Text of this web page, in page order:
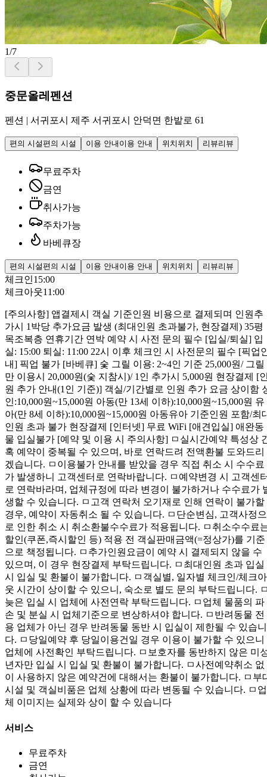
1/7
중문올레펜션
펜션 | 서귀포시 제주 서귀포시 안덕면 한밭로 61
편의 시설 편의 시설 이용 안내 이용 안내 위치 위치 리뷰리뷰
무료주차
금연
취사가능
주차가능
바베큐장
편의 시설 편의 시설 이용 안내 이용 안내 위치 위치 리뷰리뷰
체크인15:00
체크아웃11:00
[주의사항] 앱결제시 객실 기준인원 비용으로 결제되며 인원추
가시 1박당 추가요금 발생 (최대인원 초과불가, 현장결제) 35평
목조복층 연휴기간 연박 예약 시 사전 문의 필수 [입실/퇴실] 입
실: 15:00 퇴실: 11:00 22시 이후 체크인 시 사전문의 필수 [픽업
내] 픽업 불가 [바베큐] 숯 그릴 이용: 2~4인 기준 25,000원/ 그릴
만 이용시 20,000원(숯 지참시)/ 1인 추가시 5,000원 현장결제 [
원 추가 안내(1인 기준)] 객실/기간별로 인원 추가 요금 상이함
인:10,000원~15,000원 아동(만 13세 이하):10,000원~15,000원 유
아(만 8세 이하):10,000원~15,000원 아동유아 기준인원 포함/최
인원 초과 불가 현장결제 [인터넷] 무료 WiFi [애견입실] 애완동
물 입실불가 [예약 및 이용 시 주의사항] ㅁ실시간예약 특성상
혹 예약이 중복될 수 있으며, 바로 연락드려 전액환불 도와드리
겠습니다. ㅁ이용불가 안내를 받았을 경우 직접 취소 시 수수료
가 발생하니 고객센터로 연락바랍니다. ㅁ예약변경 시 고객센
로 연락바라며, 업체규정에 따라 변경이 불가하거나 수수료가
생할 수 있습니다. ㅁ고객 연락처 오기재로 인해 연락이 불가할
경우, 예약이 자동취소 될 수 있습니다. ㅁ단순변심, 고객사정으
로 인한 취소 시 취소환불수수료가 적용됩니다. ㅁ취소수수료
할인(쿠폰,즉시할인 등) 적용 전 객실판매금액(=정상가)를 기준
으로 책정됩니다. ㅁ추가인원요금이 예약 시 결제되지 않을 수
있으며, 이 경우 현장결제 부탁드립니다. ㅁ최대인원 초과 입실
시 입실 및 환불이 불가합니다. ㅁ객실별, 일자별 체크인/체크아
웃 시간이 상이할 수 있으니, 숙소로 별도 문의 부탁드립니다.
늦은 입실 시 업체에 사전연락 부탁드립니다. ㅁ업체 물품의 파
손 및 분실 시 업체기준으로 변상하셔야 합니다. ㅁ반려동물 전
용 업체가 아닌 경우 반려동물 동반 시 입실이 제한될 수 있습니
다. ㅁ당일예약 후 당일이용건일 경우 이용이 불가할 수 있으니
업체에 사전확인 부탁드립니다. ㅁ보호자를 동반하지 않은 미
년자만 입실 시 입실 및 환불이 불가합니다. ㅁ사전예약취소 없
이 사용하지 않은 예약건에 대해서는 환불이 불가합니다. ㅁ부
시설 및 객실비품은 업체 상황에 따라 변동될 수 있습니다. ㅁ업
체 이미지는 실제와 상이 할 수 있습니다
서비스
무료주차
금연